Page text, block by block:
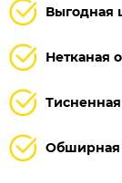
Выгодная
Нетканая
Обширная